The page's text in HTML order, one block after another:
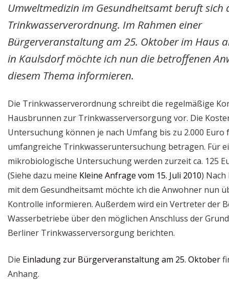
Umweltmedizin im Gesundheitsamt beruft sich
Trinkwasserverordnung. Im Rahmen einer
Bürgerveranstaltung am 25. Oktober im Haus
in Kaulsdorf möchte ich nun die betroffenen
diesem Thema informieren.
Die Trinkwasserverordnung schreibt die regelmäßige
Hausbrunnen zur Trinkwasserversorgung vor. Die
Untersuchung können je nach Umfang bis zu 2.000 Euro
umfangreiche Trinkwasseruntersuchung betragen. Für
mikrobiologische Untersuchung werden zurzeit ca. 125
(Siehe dazu meine Kleine Anfrage vom 15. Juli 2010) Nach
mit dem Gesundheitsamt möchte ich die Anwohner nun
Kontrolle informieren. Außerdem wird ein Vertreter der
Wasserbetriebe über den möglichen Anschluss der
Berliner Trinkwasserversorgung berichten.
Die Einladung zur Bürgerveranstaltung am 25. Oktober
Anhang.